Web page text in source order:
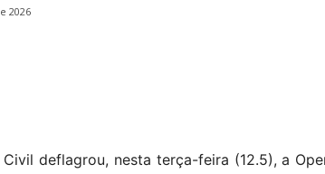
2026
deflagrou, nesta terça-feira (12.5), a